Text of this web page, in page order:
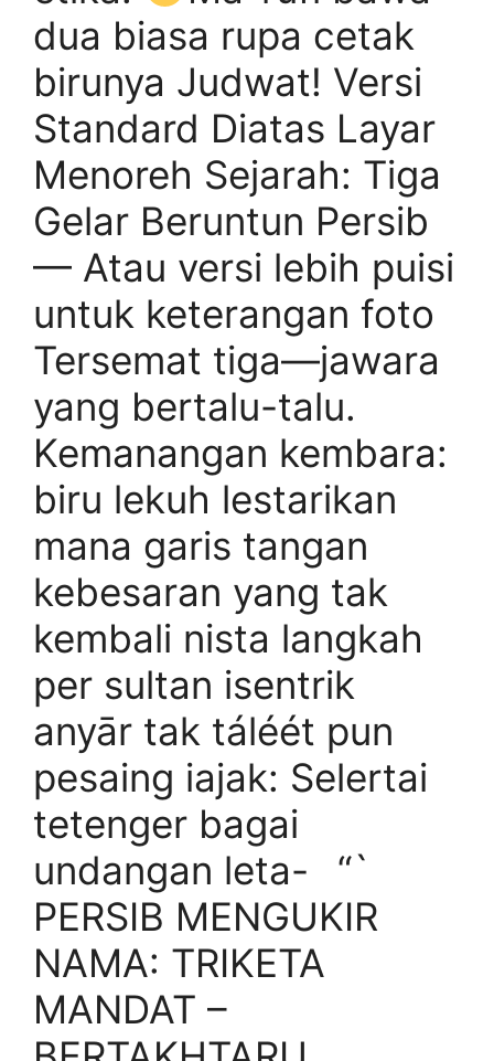
dua biasa rupa cetak
birunya Judwat! Versi
Standard Diatas Layar
Menoreh Sejarah: Tiga
Gelar Beruntun Persib
— Atau versi lebih puisi
untuk keterangan foto
Tersemat tiga—jawara
yang bertalu-talu.
Kemanangan kembara:
biru lekuh lestarikan
mana garis tangan
kebesaran yang tak
kembali nista langkah
per sultan isentrik
anyār tak táléét pun
pesaing iajak: Selertai
tetenger bagai
undangan leta- “`
PERSIB MENGUKIR
NAMA: TRIKETA
MANDAT –